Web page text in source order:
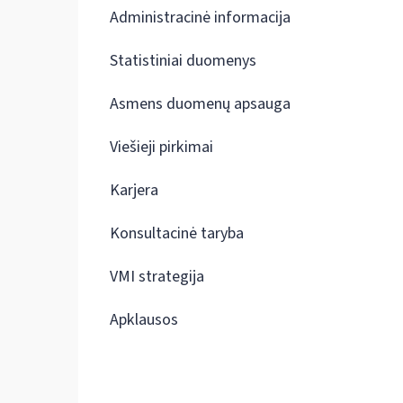
Administracinė informacija
Statistiniai duomenys
Asmens duomenų apsauga
Viešieji pirkimai
Karjera
Konsultacinė taryba
VMI strategija
Apklausos